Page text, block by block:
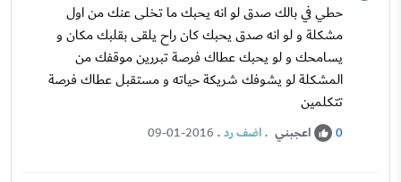
حطي في بالك صدق لو انه يحبك ما تخلى عنك من اول
مشكلة و لو انه صدق يحبك كان راح يلقى بقلبك مكان و
يسامحك و لو يحبك عطاك فرصة تبررين موقفك من
المشكلة لو يشوفك شريكة حياته و مستقبل عطاك فرصة
تتكلمين
0 اعجبني .اضف رد.
09-01-2016